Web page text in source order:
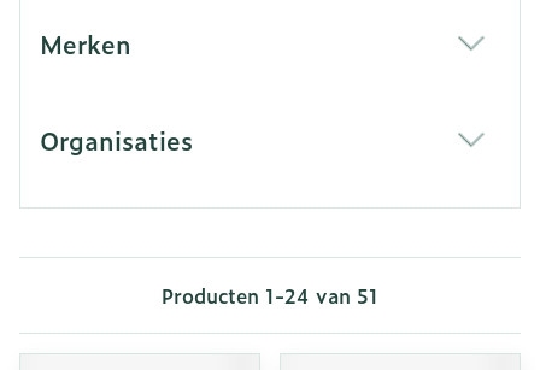
Merken
Organisaties
Producten 1-24 van 51